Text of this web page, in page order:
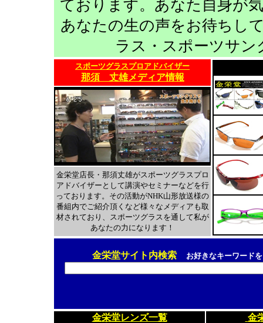
ております。あなた自身が
あなたの生の声をお待ちし
ラス・スポーツサ
スポーツグラスプロアドバイザー
那須 丈雄メディア情報
金栄堂店長・那須丈雄がスポーツグラスプロ
アドバイザーとして講演やセミナーなどを行
っております。その活動がNHK山形放送様の
番組内でご紹介頂くなど様々なメディアも取
材されており、スポーツグラスを通して私が
あなたの力になります！
金栄堂サイト内検索 お好きなキーワード
金栄堂レンズ一覧 金